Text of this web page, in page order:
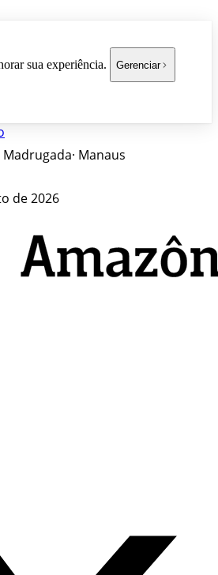
sua experiência. Gerenciar
Madrugada· Manaus
de 2026